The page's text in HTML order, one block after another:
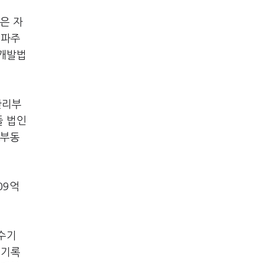
자
주
발법
부
법인
동
억
기
록